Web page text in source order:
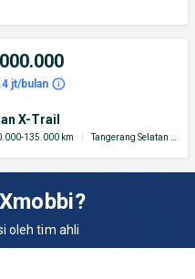
jt/bulan
X-Trail
135.000 km Tangerang Selatan Kota
oleh tim ahli